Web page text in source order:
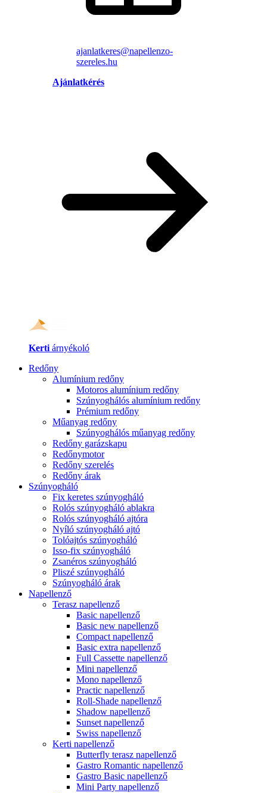
ajanlatkeres@napellenzo-
szereles.hu
Ajánlatkérés
Kerti árnyékoló
Redőny
Alumínium redőny
Motoros alumínium redőny
Szúnyoghálós alumínium redőny
Prémium redőny
Műanyag redőny
Szúnyoghálós műanyag redőny
Redőny garázskapu
Redőnymotor
Redőny szerelés
Redőny árak
Szúnyogháló
Fix keretes szúnyogháló
Rolós szúnyogháló ablakra
Rolós szúnyogháló ajtóra
Nyíló szúnyogháló ajtó
Tolóajtós szúnyogháló
Isso-fix szúnyogháló
Zsanéros szúnyogháló
Pliszé szúnyogháló
Szúnyogháló árak
Napellenző
Terasz napellenző
Basic napellenző
Basic new napellenző
Compact napellenző
Basic extra napellenző
Full Cassette napellenző
Mini napellenző
Mono napellenző
Practic napellenző
Roll-Shade napellenző
Shadow napellenző
Sunset napellenző
Swiss napellenző
Kerti napellenző
Butterfly terasz napellenző
Gastro Romantic napellenző
Gastro Basic napellenző
Mini Party napellenző